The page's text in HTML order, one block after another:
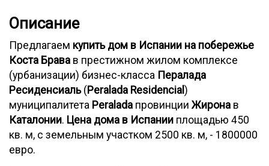
Описание
Предлагаем купить дом в Испании на побережье
Коста Брава в престижном жилом комплексе
(урбанизации) бизнес-класса Пералада
Ресиденсиаль( Peralada Residencial )
муниципалитета Peralada провинции Жирона в
Каталонии. Цена дома в Испании площадью 450
кв. м, с земельным участком 2500 кв. м, - 1800000
евро.